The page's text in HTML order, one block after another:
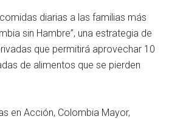
diarias a las familias más
sin Hambre”, una estrategia de
que permitirá aprovechar 10
de alimentos que se pierden
en Acción, Colombia Mayor,